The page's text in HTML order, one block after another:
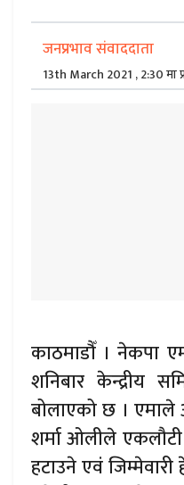
जनप्रभाव संवाददाता
13th March 2021 , 2:30 मा
काठमाडौँ । नेकपा
शनिबार केन्द्रीय
बोलाएको छ । एमाले
शर्मा ओलीले एकलौटी
हटाउने एवं जिम्मेवारी